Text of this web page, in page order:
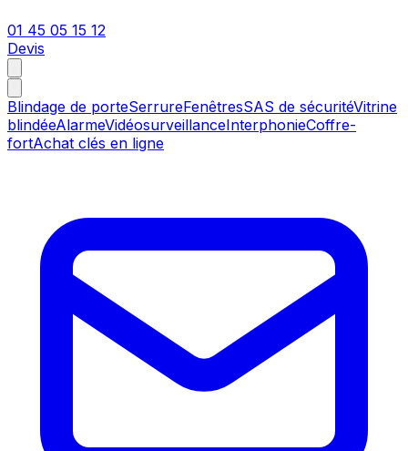
01 45 05 15 12
Devis
Blindage de porteSerrureFenêtresSAS de sécuritéVitrine
blindéeAlarmeVidéosurveillanceInterphonieCoffre-
fortAchat clés en ligne